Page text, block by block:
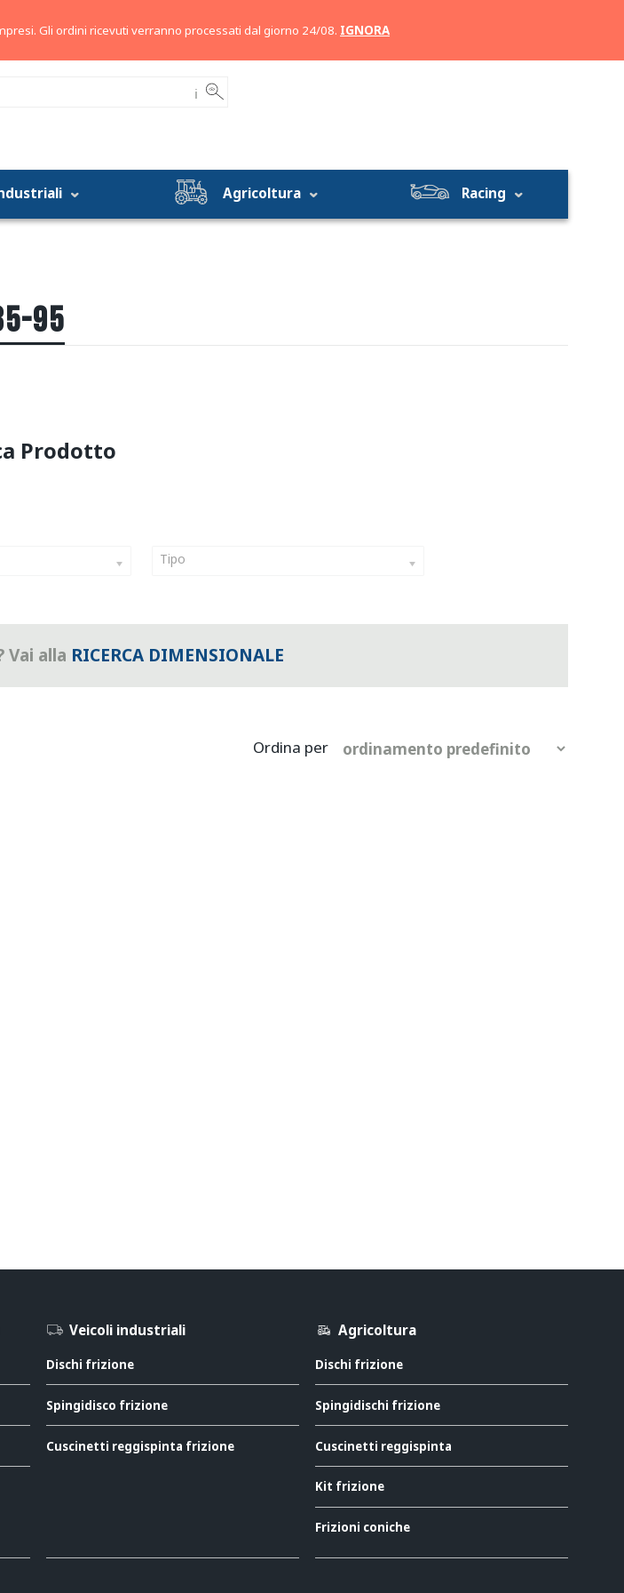
ℹ
Agricoltura Racing
95
Tipo
Vai alla RICERCA DIMENSIONALE
Veicoli industriali
Dischi frizione
Spingidisco frizione
Cuscinetti reggispinta frizione
Agricoltura
Dischi frizione
Spingidischi frizione
Cuscinetti reggispinta
Kit frizione
Frizioni coniche
Gli ordini ricevuti verranno processati dal giorno 24/08. IGNORA